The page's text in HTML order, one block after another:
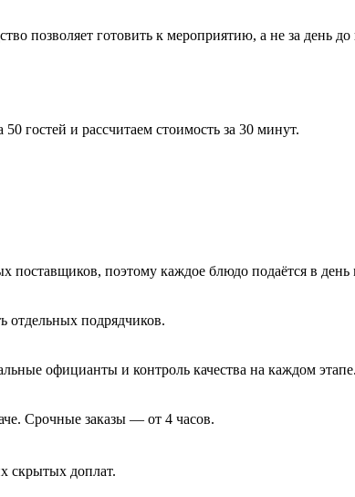
позволяет готовить к мероприятию, а не за день до
гостей и рассчитаем стоимость за 30 минут.
поэтому каждое блюдо подаётся в день
отдельных подрядчиков.
официанты и контроль качества на каждом этапе.
Срочные заказы — от 4 часов.
скрытых доплат.